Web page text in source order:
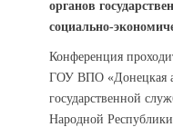
органов
социально-
Конференция
ГОУ ВПО «Донецкая
государственной
Народной